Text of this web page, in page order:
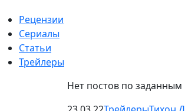
Рецензии
Сериалы
Статьи
Трейлеры
Нет постов по